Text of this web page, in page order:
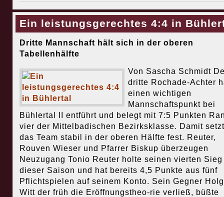
Ein leistungsgerechtes 4:4 in
Dritte Mannschaft hält sich in der oberen
Tabellenhälfte
Von Sascha Schmidt
dritte Rochade-Achter
einen wichtigen
Mannschaftspunkt bei
Bühlertal II entführt und belegt mit 7:5 Punkten
vier der Mittelbadischen Bezirksklasse. Damit
das Team stabil in der oberen Hälfte fest. Reuter,
Rouven Wieser und Pfarrer Biskup überzeugen
Neuzugang Tonio Reuter holte seinen vierten
dieser Saison und hat bereits 4,5 Punkte aus fünf
Pflichtspielen auf seinem Konto. Sein Gegner
Witt der früh die Eröffnungstheo-rie verließ, büßte